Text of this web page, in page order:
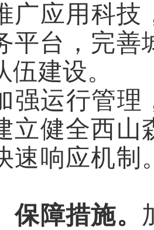
广应用科技
平台，完善
伍建设。
强运行管理
立健全西山
速响应机制
保障措施。